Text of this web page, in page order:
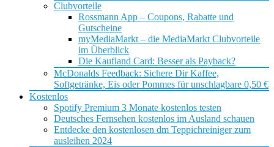
Clubvorteile
Rossmann App – Coupons, Rabatte und
Gutscheine
myMediaMarkt – die MediaMarkt Clubvorteile
im Überblick
Die Kaufland Card: Besser als Payback?
McDonalds Feedback: Sichere Dir Kaffee,
Softgetränke, Eis oder Pommes für unschlagbare 0,50 €
Kostenlos
Spotify Premium 3 Monate kostenlos testen
Deutsches Fernsehen kostenlos im Ausland schauen
Entdecke den kostenlosen dm Teppichreiniger zum
ausleihen 2024